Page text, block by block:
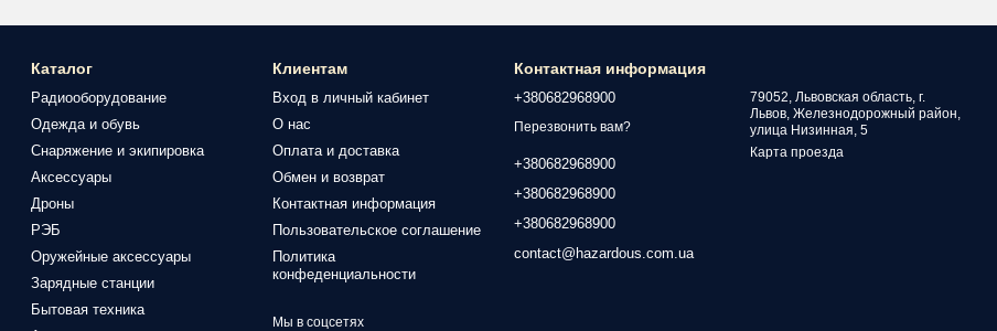
Каталог
Радиооборудование
Одежда и обувь
Снаряжение и экипировка
Аксессуары
Дроны
РЭБ
Оружейные аксессуары
Зарядные станции
Бытовая техника
Клиентам
Вход в личный кабинет
О нас
Оплата и доставка
Обмен и возврат
Контактная информация
Пользовательское соглашение
Политика
конфеденциальности
Мы в соцсетях
Контактная информация
+380682968900
Перезвонить вам?
+380682968900
+380682968900
+380682968900
contact@hazardous.com.ua
79052, Львовская область, г.
Львов, Железнодорожный район,
улица Низинная, 5
Карта проезда